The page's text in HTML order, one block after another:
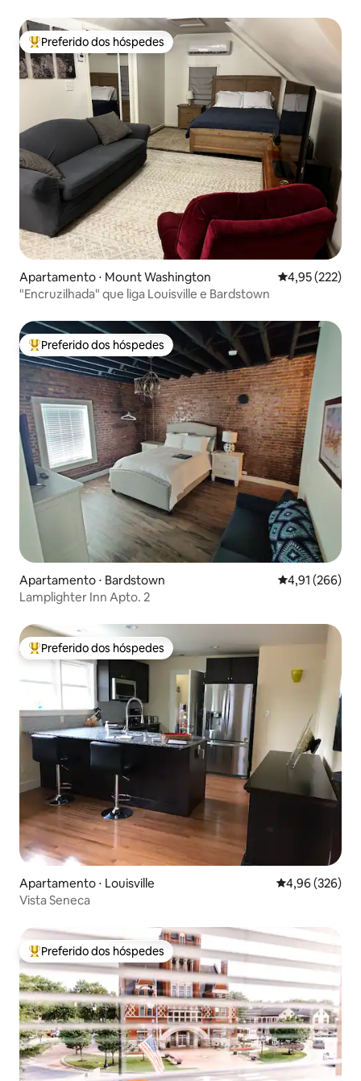
Entre os melhores preferidos dos hóspedes
Preferido dos hóspedes
Apartamento ⋅ Mount Washington 4,95 de uma
4,95 (222)
"Encruzilhada" que liga Louisville e Bardstown
Entre os melhores preferidos dos hóspedes
Preferido dos hóspedes
Apartamento ⋅ Bardstown 4,91 de uma
4,91 (266)
Lamplighter Inn Apto. 2
Entre os melhores preferidos dos hóspedes
Preferido dos hóspedes
Apartamento ⋅ Louisville 4,96 de uma
4,96 (326)
Vista Seneca
Entre os melhores preferidos dos hóspedes
Preferido dos hóspedes